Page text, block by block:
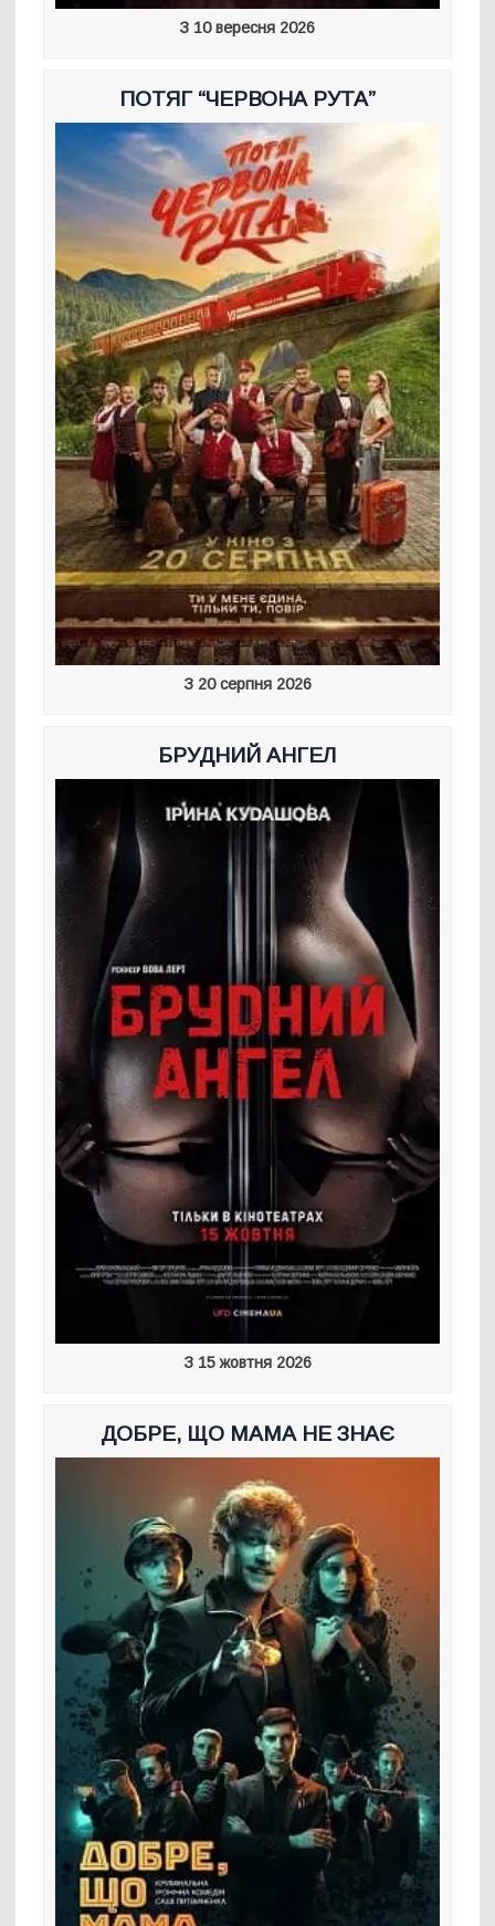
З 10 вересня 2026
ПОТЯГ “ЧЕРВОНА РУТА”
З 20 серпня 2026
БРУДНИЙ АНГЕЛ
З 15 жовтня 2026
ДОБРЕ, ЩО МАМА НЕ ЗНАЄ